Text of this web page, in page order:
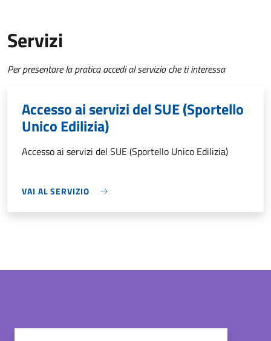
Servizi
Per presentare la pratica accedi al servizio che ti interessa
Accesso ai servizi del SUE (Sportello
Unico Edilizia)
Accesso ai servizi del SUE (Sportello Unico Edilizia)
VAI AL SERVIZIO